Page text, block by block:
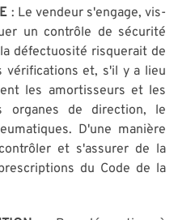
: Le vendeur s'engage, vis-
un contrôle de sécurité
défectuosité risquerait de
vérifications et, s'il y a lieu
les amortisseurs et les
organes de direction, le
D'une manière
et s'assurer de la
du Code de la